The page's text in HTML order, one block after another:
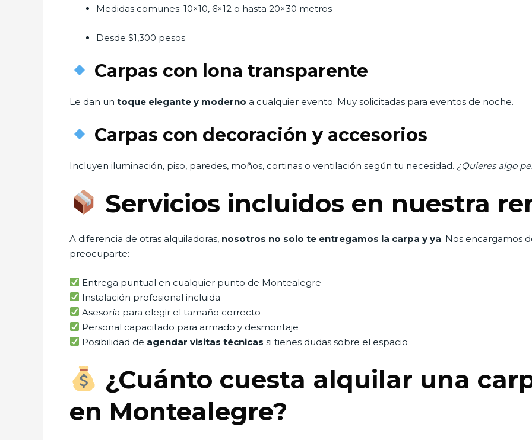
Medidas comunes: 10×10, 6×12 o hasta 20×30 metros
Desde $1,300 pesos
Carpas con lona transparente
Le dan un toque elegante y moderno a cualquier evento. Muy solicitadas para eventos de noche.
Carpas con decoración y accesorios
Incluyen iluminación, piso, paredes, moños, cortinas o ventilación según tu necesidad. ¿Quieres algo
Servicios incluidos en nuestra
A diferencia de otras alquiladoras, nosotros no solo te entregamos la carpa y ya. Nos encargamos
preocuparte:
Entrega puntual en cualquier punto de Montealegre
Instalación profesional incluida
Asesoría para elegir el tamaño correcto
Personal capacitado para armado y desmontaje
Posibilidad de agendar visitas técnicas si tienes dudas sobre el espacio
¿Cuánto cuesta alquilar una
en Montealegre?